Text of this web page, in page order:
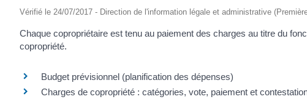
Vérifié le 24/07/2017 - Direction de l'information légale et administrative
Chaque copropriétaire est tenu au paiement des charges au titre du
copropriété.
Budget prévisionnel (planification des dépenses)
Charges de copropriété : catégories, vote, paiement et